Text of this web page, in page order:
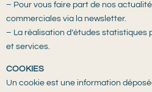
– Pour vous faire part de nos
commerciales via la newsletter.
– La réalisation d’études statistiques
et services.
COOKIES
Un cookie est une information